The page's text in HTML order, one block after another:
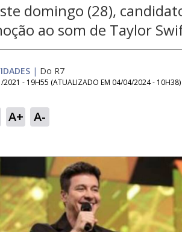
domingo (28),
ao som de Taylor
| Do R7
2021 - 19H55 (ATUALIZADO EM 04/04/2024 - 10H38)
A+ A-